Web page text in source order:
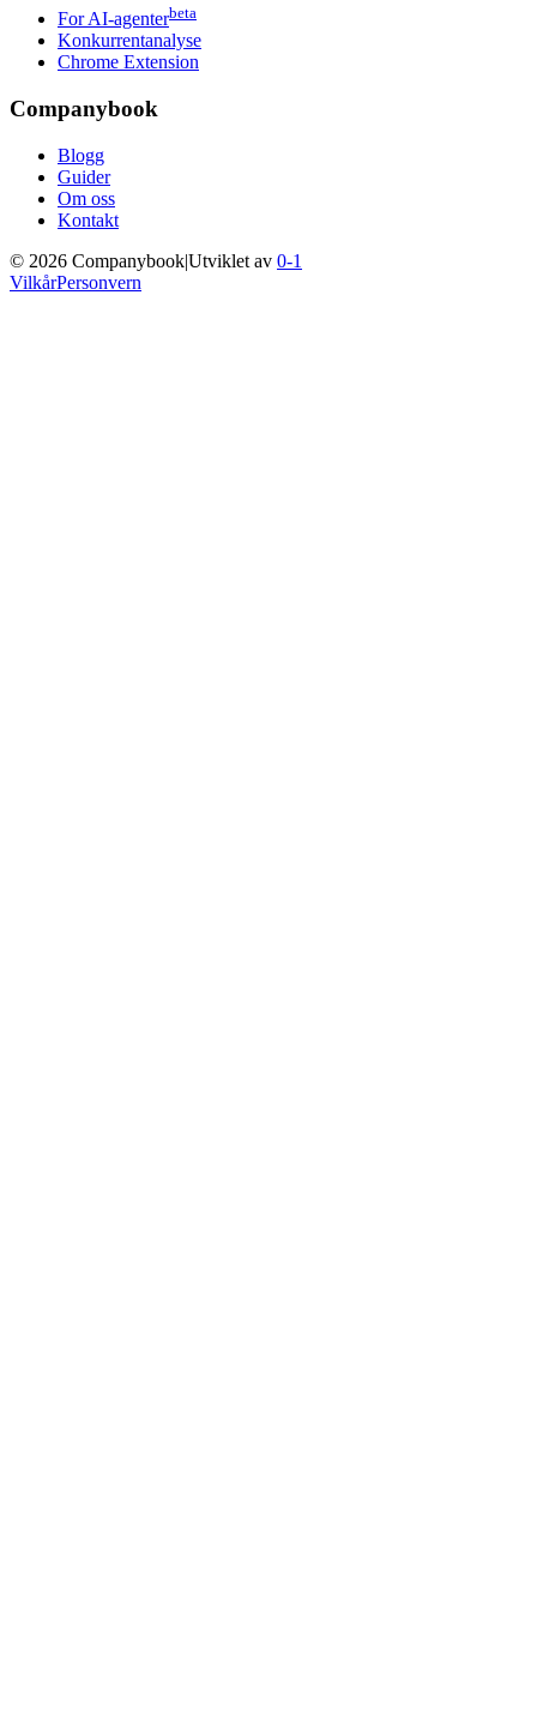
For AI-agenterbeta
Konkurrentanalyse
Chrome Extension
Companybook
Blogg
Guider
Om oss
Kontakt
© 2026 Companybook|Utviklet av 0-1
VilkårPersonvern